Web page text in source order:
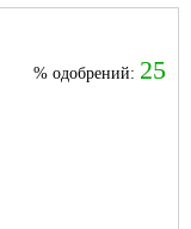
% одобрений: 25